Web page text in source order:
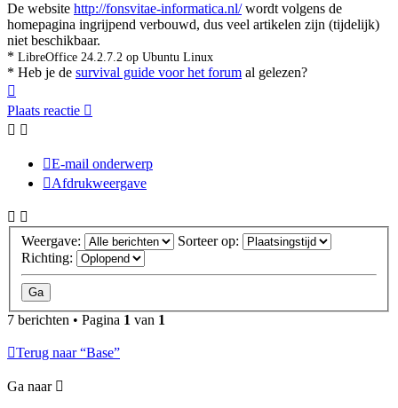
De website http://fonsvitae-informatica.nl/wordt volgens de
homepagina ingrijpend verbouwd, dus veel artikelen zijn (tijdelijk)
niet beschikbaar.
* LibreOffice 24.2.7.2 op Ubuntu Linux
* Heb je de survival guide voor het forum al gelezen?
Plaats reactie
E-mail onderwerp
Afdrukweergave
Weergave:
Sorteer op:
Richting:
7 berichten • Pagina 1 van 1
Terug naar “Base”
Ga naar